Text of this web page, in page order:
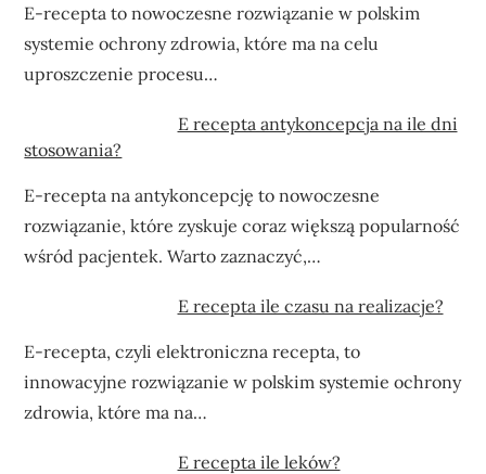
E-recepta to nowoczesne rozwiązanie w polskim
systemie ochrony zdrowia, które ma na celu
uproszczenie procesu…
E recepta antykoncepcja na ile dni
stosowania?
E-recepta na antykoncepcję to nowoczesne
rozwiązanie, które zyskuje coraz większą popularność
wśród pacjentek. Warto zaznaczyć,…
E recepta ile czasu na realizacje?
E-recepta, czyli elektroniczna recepta, to
innowacyjne rozwiązanie w polskim systemie ochrony
zdrowia, które ma na…
E recepta ile leków?